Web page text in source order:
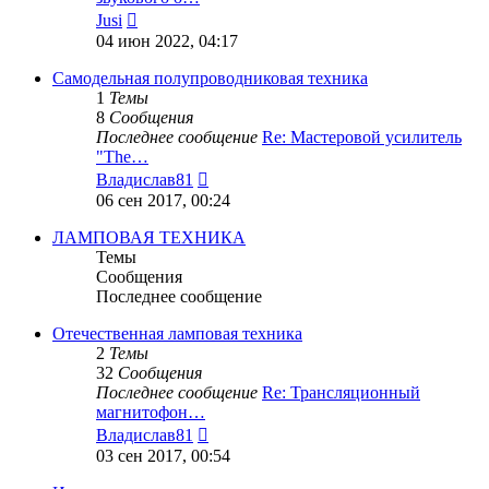
Jusi
к
сообщению
04 июн 2022, 04:17
Самодельная полупроводниковая техника
1 Темы
8 Сообщения
Последнее сообщение Re: Мастеровой усилитель
"The…
Владислав81
к
сообщению
06 сен 2017, 00:24
ЛАМПОВАЯ ТЕХНИКА
Темы
Сообщения
Последнее сообщение
Отечественная ламповая техника
2 Темы
32 Сообщения
Последнее сообщение Re: Трансляционный
магнитофон…
Владислав81
к
03 сен 2017, 00:54